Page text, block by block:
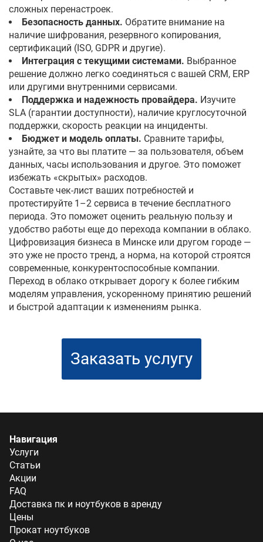
сложных перенастроек.
Безопасность данных. Обратите внимание на
наличие шифрования, резервного копирования,
сертификаций (ISO, GDPR и другие).
Интеграция с текущими системами. Выбранное
решение должно легко соединяться с вашей CRM, ERP
или другими внутренними сервисами.
Поддержка и надежность провайдера. Изучите
SLA (гарантии доступности), наличие круглосуточной
поддержки, скорость реакции на инциденты.
Бюджет и модель оплаты. Сравните тарифы,
узнайте, за что вы платите — за пользователя, объем
данных, часы использования и другое. Это поможет
избежать «скрытых» расходов.
Составьте чек-лист ваших потребностей и
протестируйте 1–2 сервиса в течение бесплатного
периода. Это поможет оценить реальную пользу и
удобство работы еще до перехода компании в облако.
Цифровизация бизнеса в Минске или другом городе —
это уже не просто тренд, а норма, на которой строятся
современные, конкурентоспособные компании.
Переход в облако открывает дорогу к более гибким
моделям управления, ускоренному принятию решений
и быстрой адаптации к изменениям рынка.
Заказать услугу
Навигация
Услуги
Статьи
Акции
FAQ
Доставка пк и ноутбуков в аренду
Цены
Прокат ноутбуков